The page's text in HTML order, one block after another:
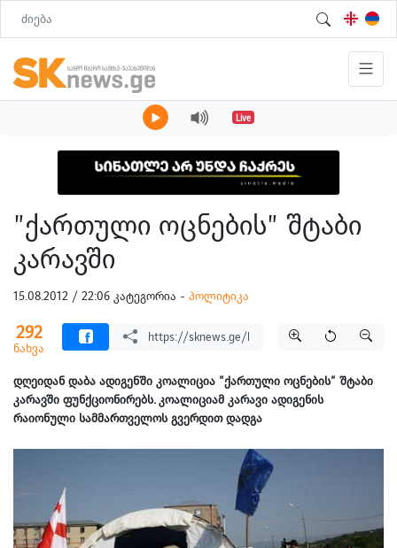
Live
”ქართული ოცნების” შტაბი
კარავში
15.08.2012 / 22:06 კატეგორია - პოლიტიკა
292
ნახვა
დღეიდან დაბა ადიგენში კოალიცია ”ქართული ოცნების” შტაბი
კარავში ფუნქციონირებს. კოალიციამ კარავი ადიგენის
რაიონული სამმართველოს გვერდით დადგა